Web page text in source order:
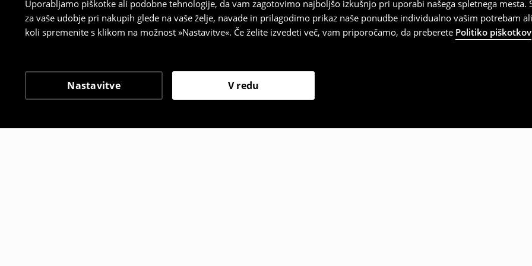
Uporabljamo piškotke ali podobne tehnologije, da vam zagotovimo najboljšo izkušnjo pri uporabi našega spletnega
za vaše udobje pri nakupih glede na vaše želje, navade in prilagodimo prikaz naše ponudbe individualno vašim potrebam
koli spremenite s klikom na možnost »Nastavitve«. Če želite izvedeti več, vam priporočamo, da preberete Politiko piškotkov
Nastavitve V redu